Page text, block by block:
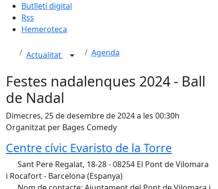
Butlletí digital
Rss
Hemeroteca
Actualitat Agenda
Festes nadalenques 2024 - Ball
de Nadal
Dimecres, 25 de desembre de 2024 a les 00:30h
Organitzat per Bages Comedy
Centre cívic Evaristo de la Torre
Sant Pere Regalat, 18-28 - 08254 El Pont de Vilomara
i Rocafort - Barcelona (Espanya)